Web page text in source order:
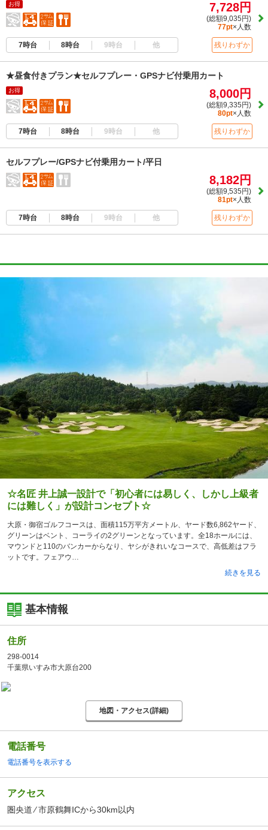
お得 7,728円
(総額9,035円)
77pt×人数
7時台 8時台 9時台 他 残りわずか
★昼食付きプラン★セルフプレー・GPSナビ付乗用カート
お得 8,000円
(総額9,335円)
80pt×人数
7時台 8時台 9時台 他 残りわずか
セルフプレー/GPSナビ付乗用カート/平日
8,182円
(総額9,535円)
81pt×人数
7時台 8時台 9時台 他 残りわずか
☆名匠 井上誠一設計で「初心者には易しく、しかし上級者
には難しく」が設計コンセプト☆
大原・御宿ゴルフコースは、面積115万平方メートル、ヤード数6,862ヤード、
グリーンはベント、コーライの2グリーンとなっています。全18ホールには、
マウンドと110のバンカーからなり、ヤシがきれいなコースで、高低差はフラ
ットです。フェアウ
続きを見る
基本情報
住所
298-0014
千葉県いすみ市大原台200
地図・アクセス(詳細)
電話番号
電話番号を表示する
アクセス
圏央道 ⁄ 市原鶴舞ICから30km以内